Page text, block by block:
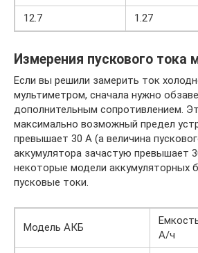
12.7
1.27
Измерения пускового тока
Если вы решили замерить ток
мультиметром, сначала нужно
дополнительным сопротивлением.
максимально возможный предел
превышает 30 А (а величина
аккумулятора зачастую превышает
некоторые модели аккумуляторных
пусковые токи.
Модель АКБ
А/ч